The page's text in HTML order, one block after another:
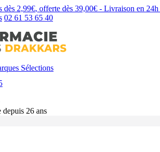
dès 2,99€, offerte dès 39,00€ - Livraison en 24h
02 61 53 65 40
Sélections
depuis 26 ans